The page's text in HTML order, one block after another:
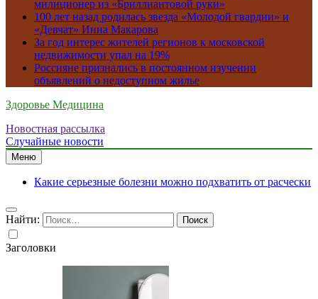
милиционер из «Бриллиантовой руки»
100 лет назад родилась звезда «Молодой гвардии» и
«Девчат» Инна Макарова
За год интерес жителей регионов к московской
недвижимости упал на 19%
Россияне признались в постоянном изучении
объявлений о недоступном жилье
Здоровье Медицина
Новостная рассылка
Случайные новости
Меню
Какие серьезные болезни можно подхватить от расчески
Найти:
Заголовки